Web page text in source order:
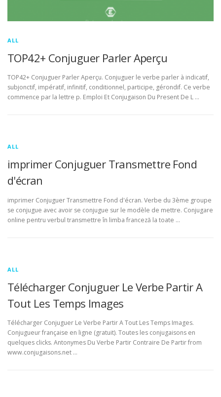
ALL
TOP42+ Conjuguer Parler Aperçu
TOP42+ Conjuguer Parler Aperçu. Conjuguer le verbe parler à indicatif,
subjonctif, impératif, infinitif, conditionnel, participe, gérondif. Ce verbe
commence par la lettre p. Emploi Et Conjugaison Du Present De L …
ALL
imprimer Conjuguer Transmettre Fond
d'écran
imprimer Conjuguer Transmettre Fond d'écran. Verbe du 3ème groupe
se conjugue avec avoir se conjugue sur le modèle de mettre. Conjugare
online pentru verbul transmettre în limba franceză la toate …
ALL
Télécharger Conjuguer Le Verbe Partir A
Tout Les Temps Images
Télécharger Conjuguer Le Verbe Partir A Tout Les Temps Images.
Conjugueur française en ligne (gratuit). Toutes les conjugaisons en
quelques clicks. Antonymes Du Verbe Partir Contraire De Partir from
www.conjugaisons.net …